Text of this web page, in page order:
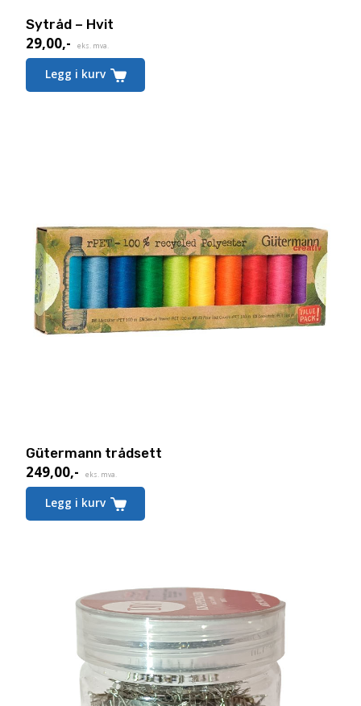
Sytråd – Hvit
29,00,- eks. mva.
Legg i kurv
Gütermann trådsett
249,00,- eks. mva.
Legg i kurv